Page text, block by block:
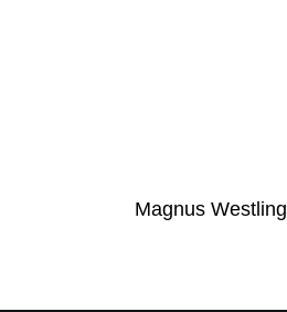
Magnus Westling